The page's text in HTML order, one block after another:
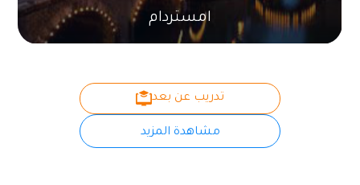
امستردام
تدريب عن بعد
مشاهدة المزيد